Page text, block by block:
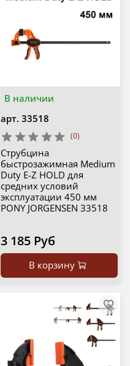
В наличии
арт. 33518
(0)
Струбцина
быстрозажимная Medium
Duty E-Z HOLD для
средних условий
эксплуатации 450 мм
PONY JORGENSEN 33518
3 185 Руб
В корзину